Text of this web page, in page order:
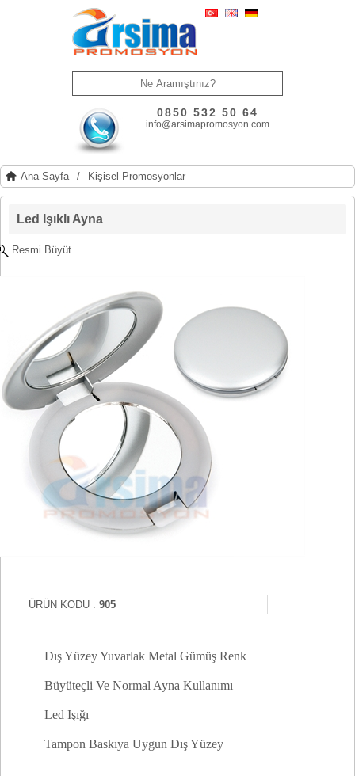
0850 532 50 64
info@arsimapromosyon.com
Ana Sayfa / Kişisel Promosyonlar
Led Işıklı Ayna
Resmi Büyüt
ÜRÜN KODU : 905
Dış Yüzey Yuvarlak Metal Gümüş Renk
Büyüteçli Ve Normal Ayna Kullanımı
Led Işığı
Tampon Baskıya Uygun Dış Yüzey